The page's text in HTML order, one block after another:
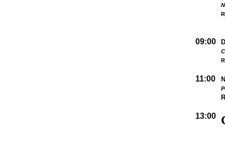
09:00
11:00
13:00